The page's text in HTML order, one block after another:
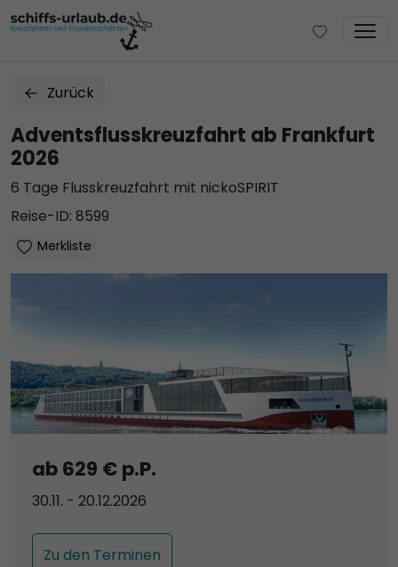
Zurück
Adventsflusskreuzfahrt ab Frankfurt
2026
6 Tage Flusskreuzfahrt mit nickoSPIRIT
Reise-ID: 8599
Merkliste
ab 629 € p.P.
30.11. - 20.12.2026
Zu den Terminen